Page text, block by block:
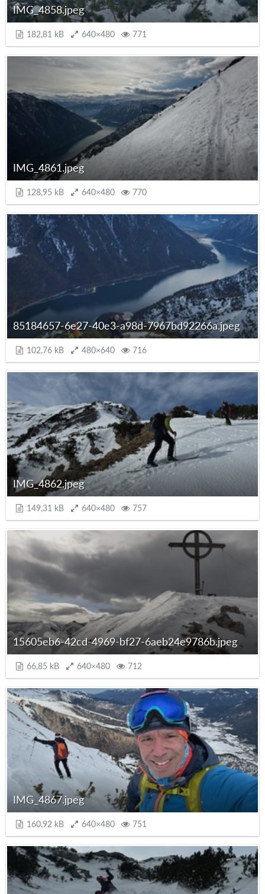
IMG_4858.jpeg
182,81 kB 640×480 771
IMG_4861.jpeg
128,95 kB 640×480 770
85184657-6e27-40e3-a98d-7967bd92266a.jpeg
102,76 kB 480×640 716
IMG_4862.jpeg
149,31 kB 640×480 757
15605eb6-42cd-4969-bf27-6aeb24e9786b.jpeg
66,85 kB 640×480 712
IMG_4867.jpeg
160,92 kB 640×480 751